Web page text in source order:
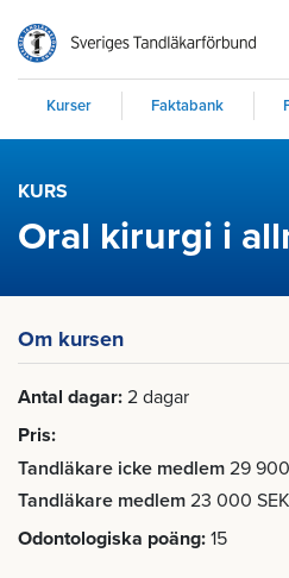
Kurser Faktabank
KURS
Oral kirurgi i
Om kursen
Antal dagar 2 dagar
Pris
Tandläkare icke medlem 29
Tandläkare medlem 23 000
Odontologiska poäng 15